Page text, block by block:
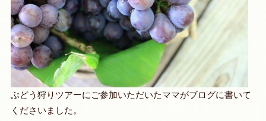
ぶどう狩りツアーにご参加いただいたママがブログに書いて
くださいました。